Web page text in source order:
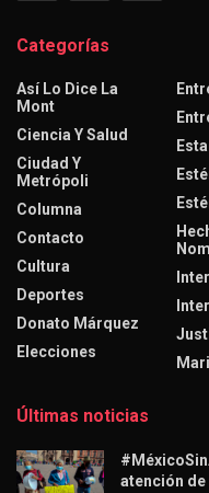
Categorías
Así Lo Dice La
Mont
Ciencia Y Salud
Ciudad Y
Metrópoli
Columna
Contacto
Cultura
Deportes
Donato Márquez
Elecciones
Últimas noticias
atención